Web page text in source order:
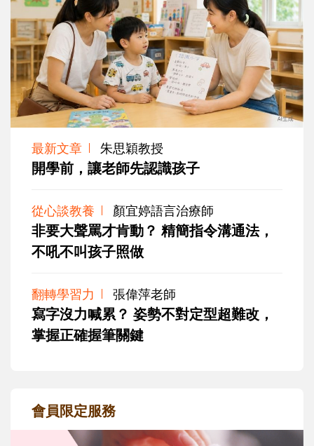
最新文章 朱思穎教授
開學前，讓老師先認識孩子
從心談教養 顏宜婷語言治療師
非要大聲罵才肯動？ 精簡指令溝通法，
不吼不叫孩子照做
翻轉學習力 張偉萍老師
寫字沒力喊累？ 姿勢不對定型超難改，
掌握正確握筆關鍵
會員限定服務